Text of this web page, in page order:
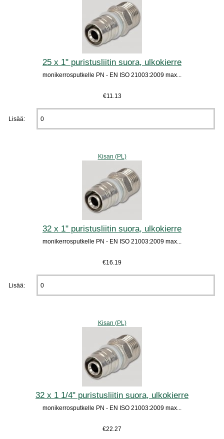
25 x 1" puristusliitin suora, ulkokierre
monikerrosputkelle PN - EN ISO 21003:2009 max...
€11.13
Lisää:
Kisan (PL)
32 x 1" puristusliitin suora, ulkokierre
monikerrosputkelle PN - EN ISO 21003:2009 max...
€16.19
Lisää:
Kisan (PL)
32 x 1 1/4" puristusliitin suora, ulkokierre
monikerrosputkelle PN - EN ISO 21003:2009 max...
€22.27